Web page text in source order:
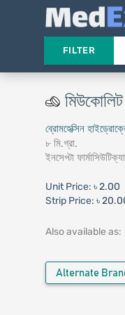
FILTER
ব্রোমহেক্সিন
৮ মি.গ্রা.
ইনসেপ্টা
Unit Price: ৳ 2.00
Strip Price: ৳
Also available as:
Alternate